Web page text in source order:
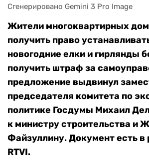
Сгенерировано Gemini 3 Pro Image
Жители многоквартирных
получить право
новогодние елки и гирлянды
получить штраф за
предложение выдвинул
председателя комитета по
политике Госдумы Михаил
к министру строительства и
Файзуллину. Документ есть
RTVI.